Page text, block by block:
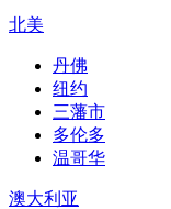
北美
丹佛
纽约
三藩市
多伦多
温哥华
澳大利亚